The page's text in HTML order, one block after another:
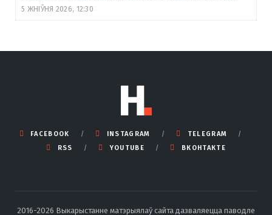
5 ЖНІЎНЯ 2026, 12:30
FACEBOOK INSTAGRAM
TELEGRAM
RSS
YOUTUBE ВКОНТАКТЕ
2016-2026 Выкарыстанне матэрыялаў сайта дазваляецца паводле